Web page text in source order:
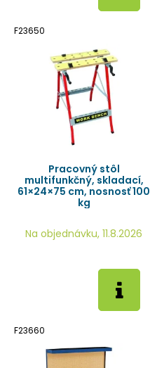
F23650
Pracovný stôl
multifunkčný, skladací,
61×24×75 cm, nosnosť 100
kg
Na objednávku, 11.8.2026
F23660